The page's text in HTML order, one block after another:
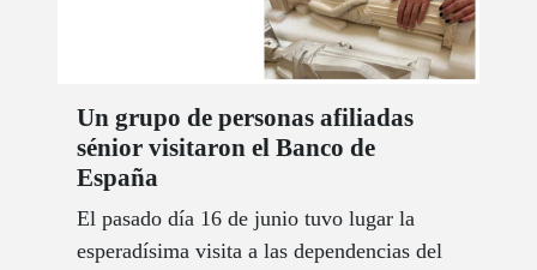
Un grupo de personas afiliadas
sénior visitaron el Banco de
España
El pasado día 16 de junio tuvo lugar la
esperadísima visita a las dependencias del